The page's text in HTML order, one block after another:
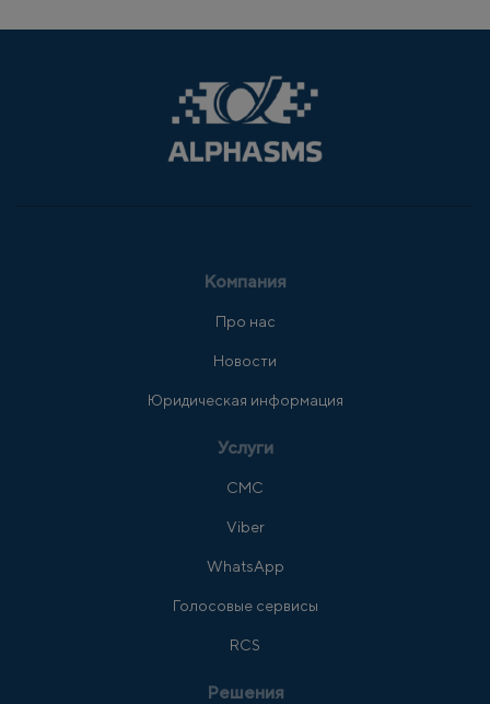
Компания
Про нас
Новости
Юридическая информация
Услуги
СМС
Viber
WhatsApp
Голосовые сервисы
RCS
Решения